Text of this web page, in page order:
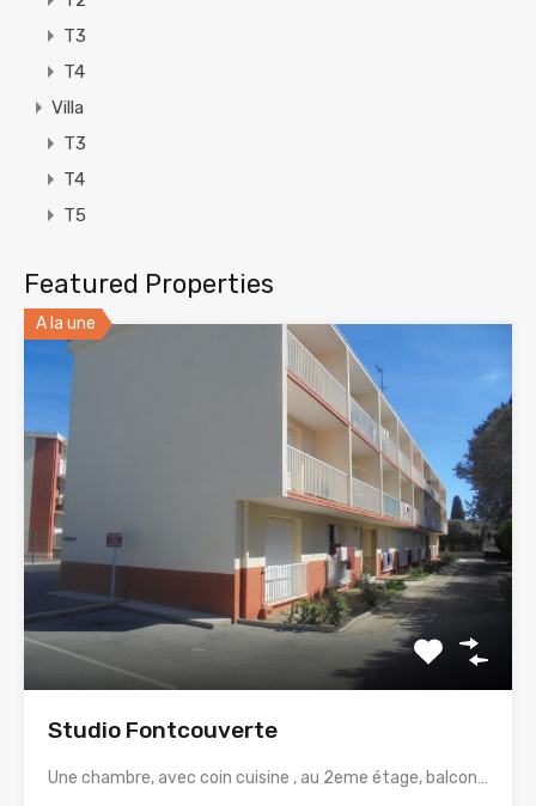
T3
T4
Villa
T3
T4
T5
Featured Properties
A la une
Studio Fontcouverte
Une chambre, avec coin cuisine , au 2eme étage, balcon…